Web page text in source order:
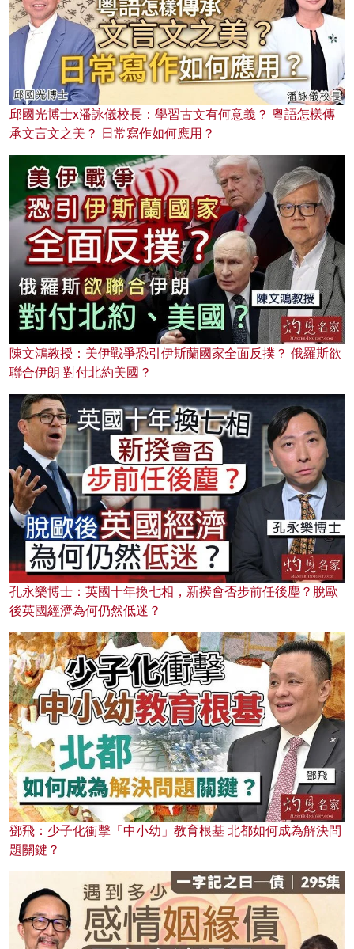
邱國光博士x潘詠儀校長：學習古文有何意義？ 粵語怎樣傳
承文言文之美？ 日常寫作如何應用？
陳文鴻教授：美伊戰爭恐引伊斯蘭國家全面反撲？ 俄羅斯欲
聯合伊朗 對付北約美國？
孔永樂博士：英國十年換七相，新揆會否步前任後塵？脫歐
後英國經濟為何仍然低迷？
鄧飛：少子化衝擊「中小幼」教育根基 北都如何成為解決問
題關鍵？